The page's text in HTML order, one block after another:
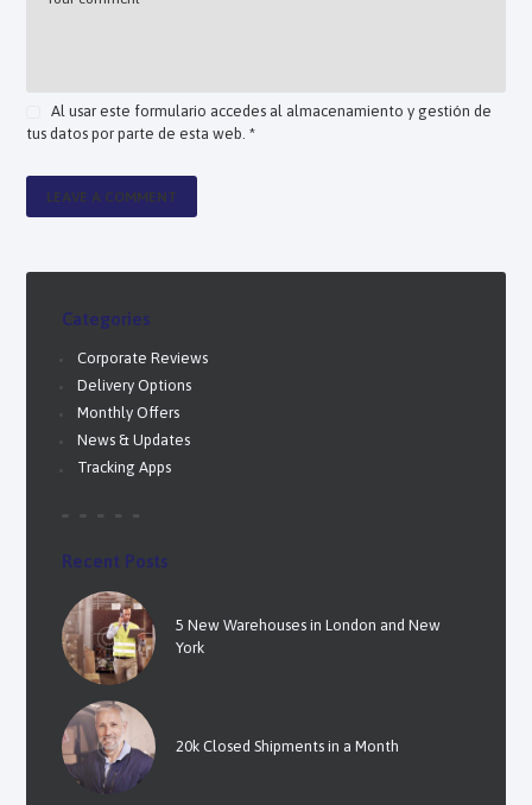
Al usar este formulario accedes al almacenamiento y gestión de
tus datos por parte de esta web.*
Categories
Corporate Reviews
Delivery Options
Monthly Offers
News & Updates
Tracking Apps
Recent Posts
5 New Warehouses in London and New
York
20k Closed Shipments in a Month